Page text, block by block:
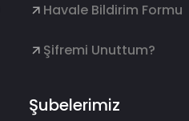
Havale Bildirim Formu
Şifremi Unuttum?
Şubelerimiz